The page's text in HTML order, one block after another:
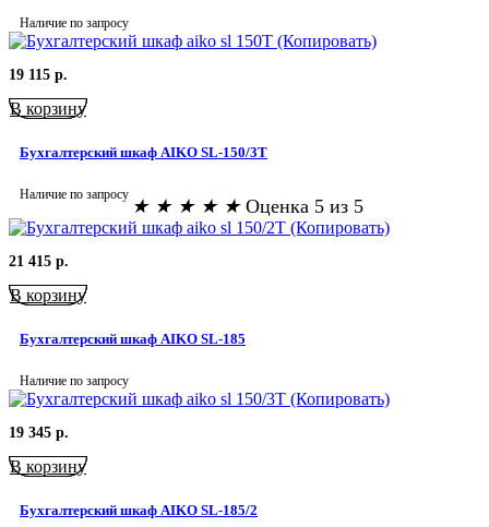
Наличие по запросу
19 115 р.
В корзину
Бухгалтерский шкаф AIKO SL-150/3Т
Наличие по запросу
★ ★ ★ ★ ★ Оценка 5 из 5
21 415 р.
В корзину
Бухгалтерский шкаф AIKO SL-185
Наличие по запросу
19 345 р.
В корзину
Бухгалтерский шкаф AIKO SL-185/2